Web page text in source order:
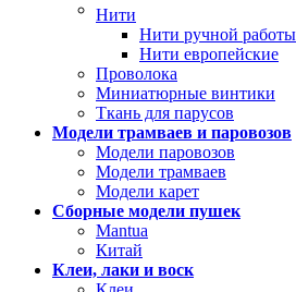
Нити
Нити ручной работы
Нити европейские
Проволока
Миниатюрные винтики
Ткань для парусов
Модели трамваев и паровозов
Модели паровозов
Модели трамваев
Модели карет
Сборные модели пушек
Mantua
Китай
Клеи, лаки и воск